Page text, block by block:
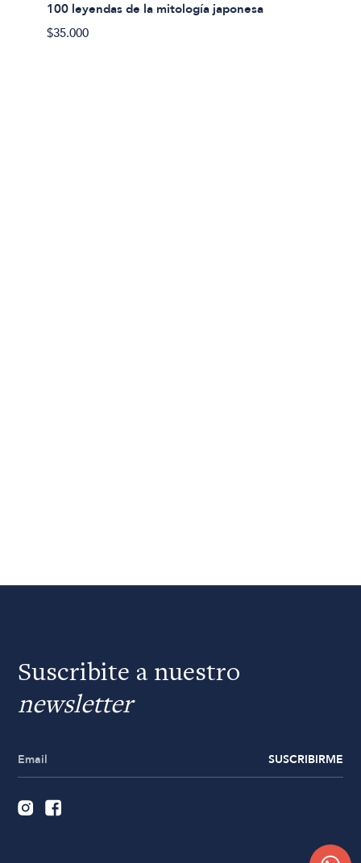
100 leyendas de la mitología japonesa
$35.000
Suscribite a nuestro
newsletter
SUSCRIBIRME